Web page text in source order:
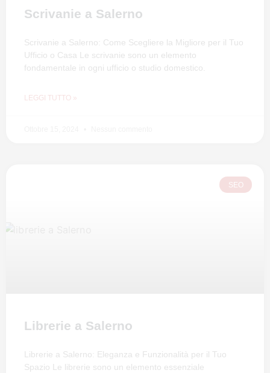
Scrivanie a Salerno
Scrivanie a Salerno: Come Scegliere la Migliore per il Tuo
Ufficio o Casa Le scrivanie sono un elemento
fondamentale in ogni ufficio o studio domestico.
LEGGI TUTTO »
SEO
Librerie a Salerno
Librerie a Salerno: Eleganza e Funzionalità per il Tuo
Spazio Le librerie sono un elemento essenziale